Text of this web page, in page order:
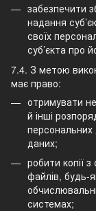
забезпечити
надання
своїх
суб’єкта про
7.4. З метою
має право:
отримувати
й інші
персональних
даних;
робити копії
файлів, будь-
системах;